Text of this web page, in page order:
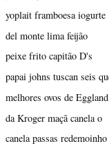
yoplait framboesa iogurte
del monte lima feijão
peixe frito capitão D's
papai johns tuscan seis
melhores ovos de
da Kroger maçã canela o
canela passas